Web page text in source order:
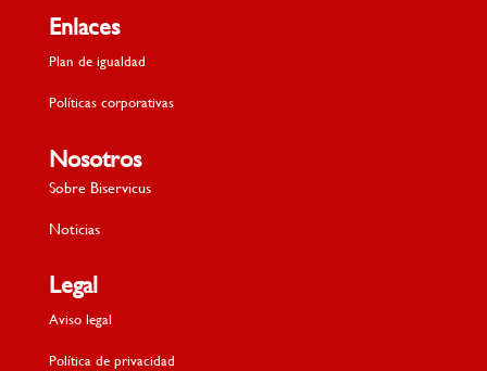
Enlaces
Plan de igualdad
Políticas corporativas
Nosotros
Sobre Biservicus
Noticias
Legal
Aviso legal
Política de privacidad